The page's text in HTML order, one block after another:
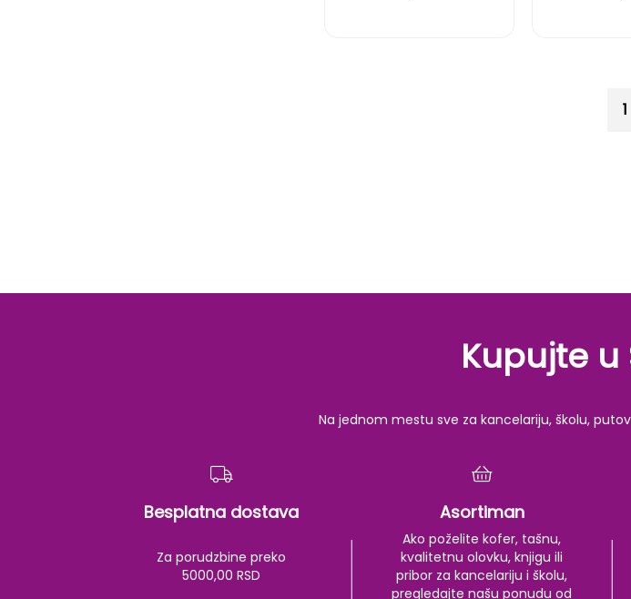
1
Kupujte u
Na jednom mestu sve za kancelariju, školu,
Besplatna dostava
Za porudzbine preko
5000,00 RSD
Asortiman
Ako poželite kofer, tašnu,
kvalitetnu olovku, knjigu ili
pribor za kancelariju i školu,
pregledajte našu ponudu od